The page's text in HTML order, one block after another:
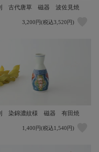
古代唐草 磁器 波佐見焼
3,200円(税込3,520円)
染錦濃紋様 磁器 有田焼
1,400円(税込1,540円)